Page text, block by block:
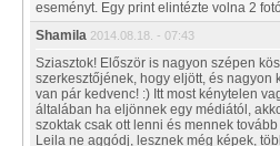
eseményt. Egy print elintézte volna 2
Shamila 2014.08.18. - 07:43
Sziasztok! Először is nagyon szépen
szerkesztőjének, hogy eljött, és nagyon
van pár kedvenc! :) Itt most kénytelen
általában ha eljönnek egy médiától,
szoktak csak ott lenni és mennek
Leila ne aggódj, lesznek még képek,